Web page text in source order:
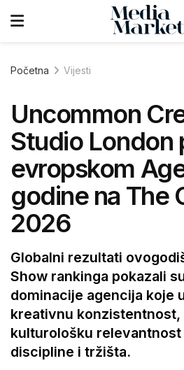
Početna Vijesti
Uncommon
Studio London
evropskom
godine na The
2026
Globalni rezultati
Show rankinga pokazali
dominacije agencija koje
kreativnu
kulturološku
discipline i tržišta.